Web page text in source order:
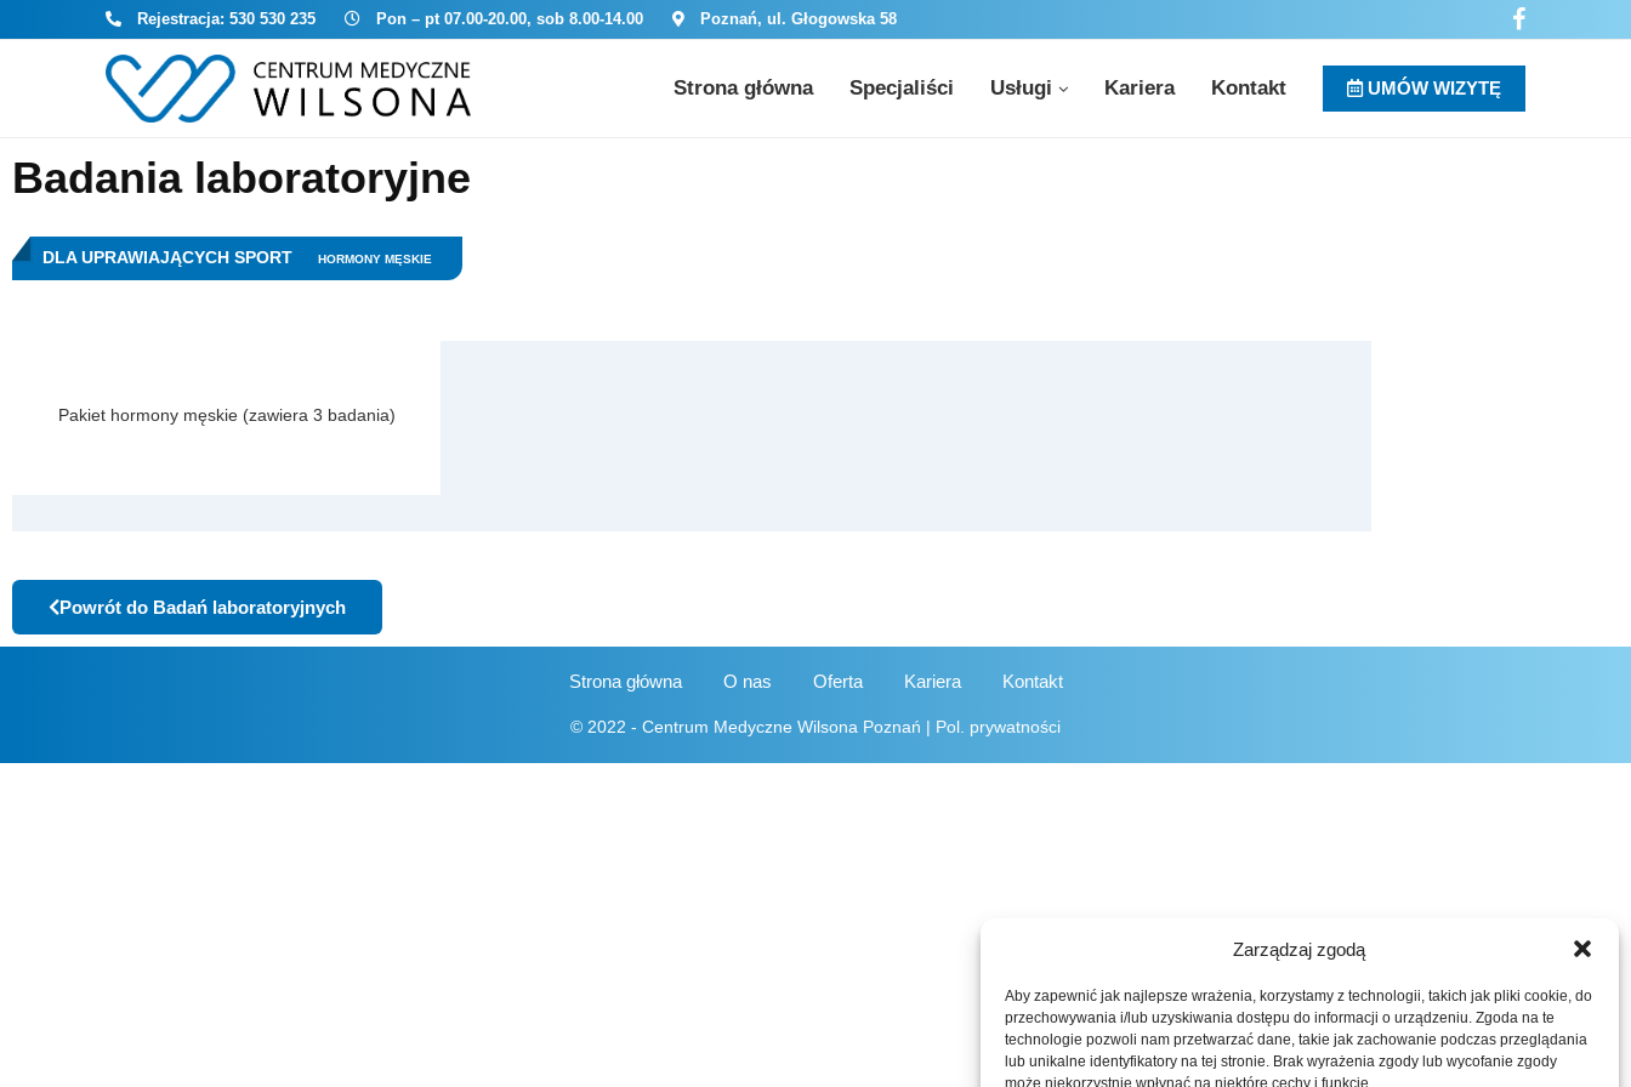
Zarządzaj zgodą
Aby zapewnić jak najlepsze wrażenia, korzystamy z technologii, takich jak pliki cookie, do
przechowywania i/lub uzyskiwania dostępu do informacji o urządzeniu. Zgoda na te
technologie pozwoli nam przetwarzać dane, takie jak zachowanie podczas przeglądania
lub unikalne identyfikatory na tej stronie. Brak wyrażenia zgody lub wycofanie zgody
może niekorzystnie wpłynąć na niektóre cechy i funkcje.
Rejestracja: 530 530 235 Pon – pt 07.00-20.00, sob 8.00-14.00 Poznań, ul. Głogowska 58
Strona główna Specjaliści Usługi Kariera Kontakt UMÓW WIZYTĘ
Badania laboratoryjne
DLA UPRAWIAJĄCYCH SPORT HORMONY MĘSKIE
Pakiet hormony męskie (zawiera 3 badania)
Powrót do Badań laboratoryjnych
Strona główna O nas Oferta Kariera Kontakt
© 2022 - Centrum Medyczne Wilsona Poznań | Pol. prywatności